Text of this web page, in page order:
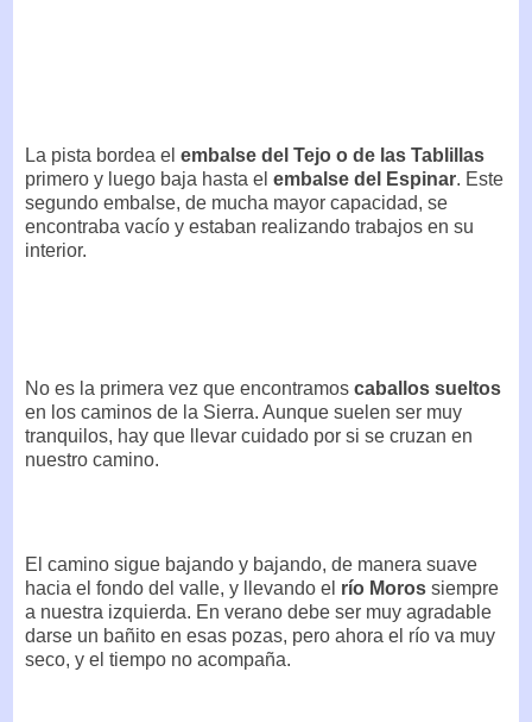
La pista bordea el embalse del Tejo o de las Tablillas
primero y luego baja hasta el embalse del Espinar. Este
segundo embalse, de mucha mayor capacidad, se
encontraba vacío y estaban realizando trabajos en su
interior.
No es la primera vez que encontramos caballos sueltos
en los caminos de la Sierra. Aunque suelen ser muy
tranquilos, hay que llevar cuidado por si se cruzan en
nuestro camino.
El camino sigue bajando y bajando, de manera suave
hacia el fondo del valle, y llevando el río Moros siempre
a nuestra izquierda. En verano debe ser muy agradable
darse un bañito en esas pozas, pero ahora el río va muy
seco, y el tiempo no acompaña.